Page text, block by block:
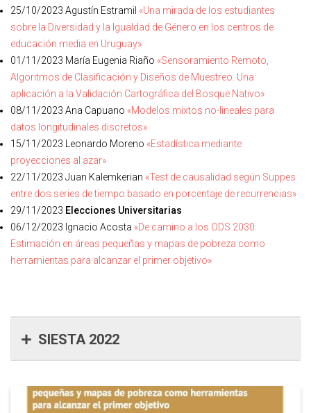
25/10/2023 Agustín Estramil «Una mirada de los estudiantes
sobre la Diversidad y la Igualdad de Género en los centros de
educación media en Uruguay»
01/11/2023 María Eugenia Riaño «Sensoramiento Remoto,
Algoritmos de Clasificación y Diseños de Muestreo. Una
aplicación a la Validación Cartográfica del Bosque Nativo»
08/11/2023 Ana Capuano «Modelos mixtos no-lineales para
datos longitudinales discretos»
15/11/2023 Leonardo Moreno «Estadística mediante
proyecciones al azar»
22/11/2023 Juan Kalemkerian «Test de causalidad según Suppes
entre dos series de tiempo basado en porcentaje de recurrencias»
29/11/2023 Elecciones Universitarias
06/12/2023 Ignacio Acosta «De camino a los ODS 2030:
Estimación en áreas pequeñas y mapas de pobreza como
herramientas para alcanzar el primer objetivo»
SIESTA 2022